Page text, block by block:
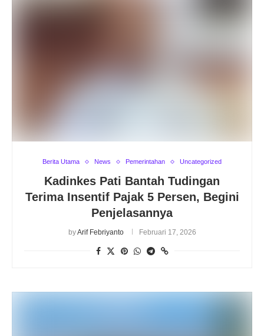
Berita Utama News Pemerintahan Uncategorized
Kadinkes Pati Bantah Tudingan
Terima Insentif Pajak 5 Persen, Begini
Penjelasannya
byArif Febriyanto Februari 17, 2026